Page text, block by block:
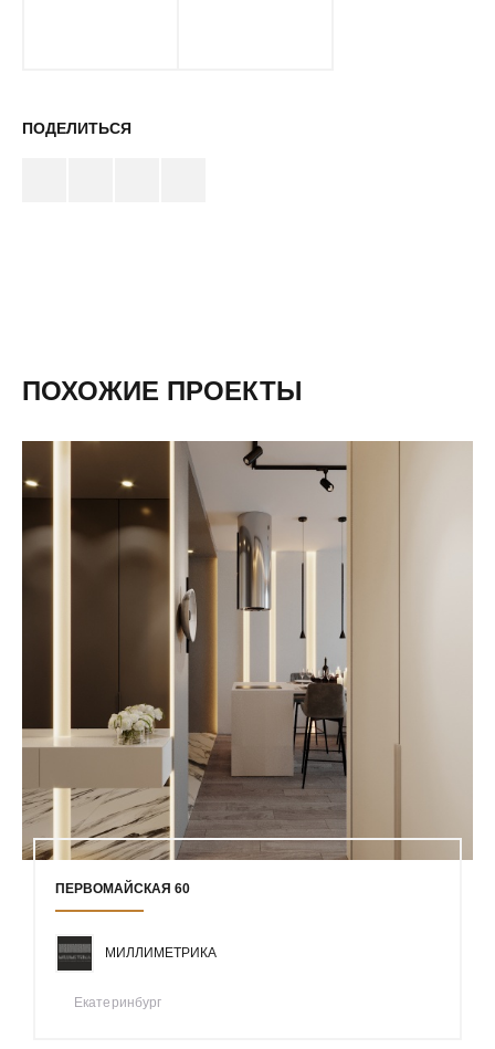
ПОДЕЛИТЬСЯ
ПОХОЖИЕ ПРОЕКТЫ
ПЕРВОМАЙСКАЯ 60
МИЛЛИМЕТРИКА
Екатеринбург